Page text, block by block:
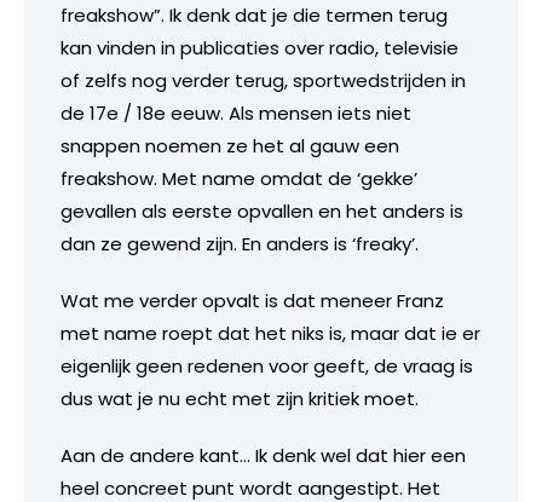
freakshow”. Ik denk dat je die termen terug
kan vinden in publicaties over radio, televisie
of zelfs nog verder terug, sportwedstrijden in
de 17e / 18e eeuw. Als mensen iets niet
snappen noemen ze het al gauw een
freakshow. Met name omdat de ‘gekke’
gevallen als eerste opvallen en het anders is
dan ze gewend zijn. En anders is ‘freaky’.
Wat me verder opvalt is dat meneer Franz
met name roept dat het niks is, maar dat ie er
eigenlijk geen redenen voor geeft, de vraag is
dus wat je nu echt met zijn kritiek moet.
Aan de andere kant… Ik denk wel dat hier een
heel concreet punt wordt aangestipt. Het